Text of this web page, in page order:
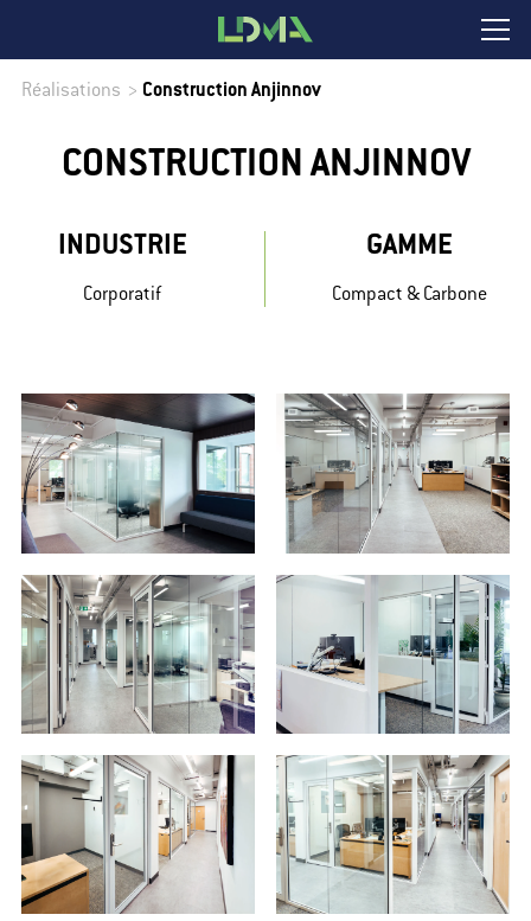
Réalisations > Construction Anjinnov
CONSTRUCTION ANJINNOV
INDUSTRIE
Corporatif
GAMME
Compact & Carbone